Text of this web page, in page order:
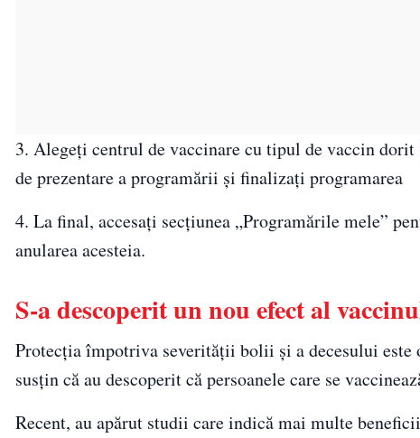
3. Alegeți centrul de vaccinare cu tipul de vaccin dorit
de prezentare a programării și finalizați programarea
4. La final, accesați secțiunea „Programările mele”
anularea acesteia.
S-a descoperit un nou efect al
Protecția împotriva severității bolii și a decesului
susțin că au descoperit că persoanele care se
Recent, au apărut studii care indică mai multe